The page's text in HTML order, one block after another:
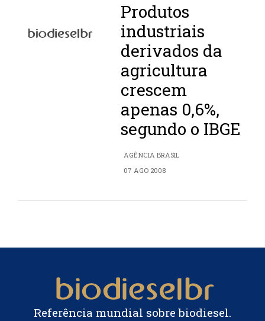
Produtos
industriais
derivados da
agricultura
crescem
apenas 0,6%,
segundo o IBGE
AGÊNCIA BRASIL
07 AGO 2008
Referência mundial sobre biodiesel.